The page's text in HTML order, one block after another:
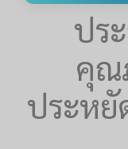
ปร
คุณ
ประหยั